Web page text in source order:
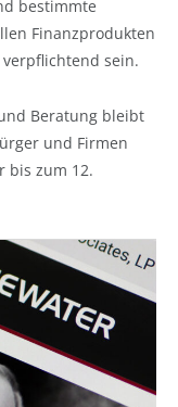
bestimmte
Finanzprodukten
sein.
Beratung bleibt
und Firmen
bis zum 12.